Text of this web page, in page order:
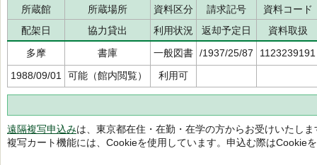
所蔵館 所蔵場所 資料区分 請求記号
資料コード
配架日
協力貸出 利用状況 返却予定日
資料取扱
多摩
書庫 一般図書 /1937/25/87
1123239191
1988/09/01
可能（館内閲覧） 利用可
遠隔複写申込みは、東京都在住・在勤・在学の方からお受けいたしま
複写カート機能には、Cookieを使用しています。申込む際はCookie